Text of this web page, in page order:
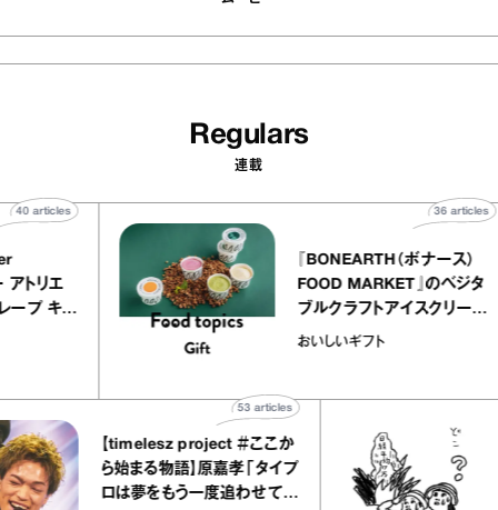
Regulars
連載
リー アトリエ
ルクレープ キャ
40articles
『BONEARTH（ボナー
FOOD MARKET』のベ
ブルクラフトアイスクリ
｜真野知子の「おいし
おいしいギフト
36
【timelesz project ＃ここか
ら始まる物語】原嘉孝「タイプ
ロは夢をもう一度追わせてく
articles